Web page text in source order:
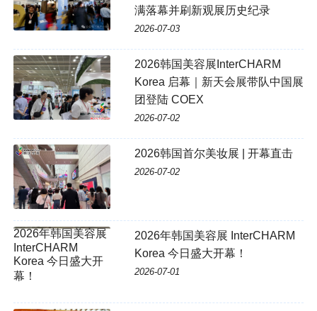
满落幕并刷新观展历史纪录
2026-07-03
2026韩国美容展InterCHARM
Korea 启幕｜新天会展带队中国展
团登陆 COEX
2026-07-02
2026韩国首尔美妆展 | 开幕直击
2026-07-02
2026年韩国美容展 InterCHARM
Korea 今日盛大开幕！
2026-07-01